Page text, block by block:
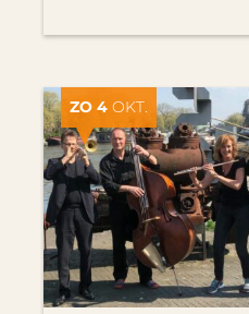
ZO 4 OKT.